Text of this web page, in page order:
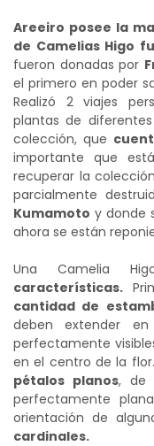
Areeiro posee la
de Camelias Higo
fueron donadas por
el primero en poder
Realizó 2 viajes
plantas de
colección, que
importante que
recuperar la
parcialmente
Kumamoto y donde
ahora se están
Una Camelia
características.
cantidad de
deben extender
perfectamente
en el centro de la
pétalos planos, de
perfectamente
orientación de
cardinales.